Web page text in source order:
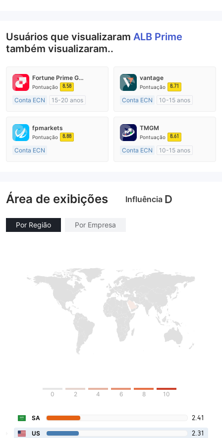
Usuários que visualizaram ALB Prime
também visualizaram..
Fortune Prime Global
Pontuação 8.58
Conta ECN
15-20 anos
Market Marketing (MM)
Etiqueta principal MT4
vantage
Pontuação 8.71
Conta ECN
10-15 anos
Market Marketing (MM)
Etiqueta principal MT4
fpmarkets
Pontuação 8.88
Conta ECN
Etiqueta principal MT4
TMGM
Pontuação 8.61
Conta ECN
10-15 anos
Área de exibições Influência D
Por Região Por Empresa
0 2 4 6 8 10
SA 2.41
US 2.31